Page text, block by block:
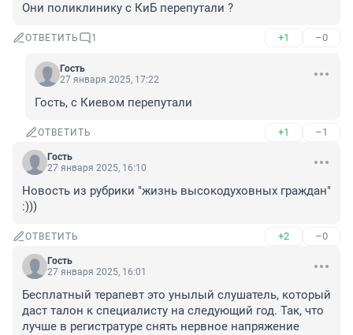
Они поликлинику с КиБ перепутали ?
ОТВЕТИТЬ 1 +1 –0
Гость
27 января 2025, 17:22
Гость, с Киевом перепутали
ОТВЕТИТЬ +1 –1
Гость
27 января 2025, 16:10
Новость из рубрики "жизнь высокодуховных граждан"
:)))
ОТВЕТИТЬ +2 –0
Гость
27 января 2025, 16:01
Бесплатный терапевт это унылый слушатель, который
даст талон к специалисту на следующий год. Так, что
лучше в регистратуре снять нервное напряжение